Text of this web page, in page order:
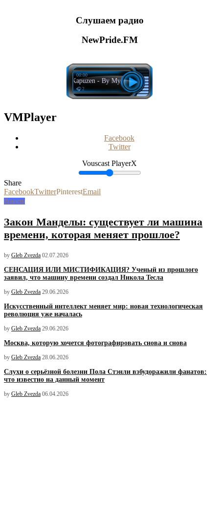
Слушаем радио
NewPride.FM
Kapuzen - By My Side
00:00
🎧 2
VMPlayer
Facebook
Twitter
Vouscast PlayerX
Share
FacebookTwitterPinterestEmail
Новости
Закон Манделы: существует ли машина
времени, которая меняет прошлое?
by Gleb Zvezda 02.07.2026
СЕНСАЦИЯ ИЛИ МИСТИФИКАЦИЯ? Ученый из прошлого
заявил, что машину времени создал Никола Тесла
by Gleb Zvezda 29.06.2026
Искусственный интеллект меняет мир: новая технологическая
революция уже началась
by Gleb Zvezda 29.06.2026
Москва, которую хочется фотографировать снова и снова
by Gleb Zvezda 28.06.2026
Слухи о серьёзной болезни Пола Стэнли взбудоражили фанатов:
что известно на данный момент
by Gleb Zvezda 06.04.2026